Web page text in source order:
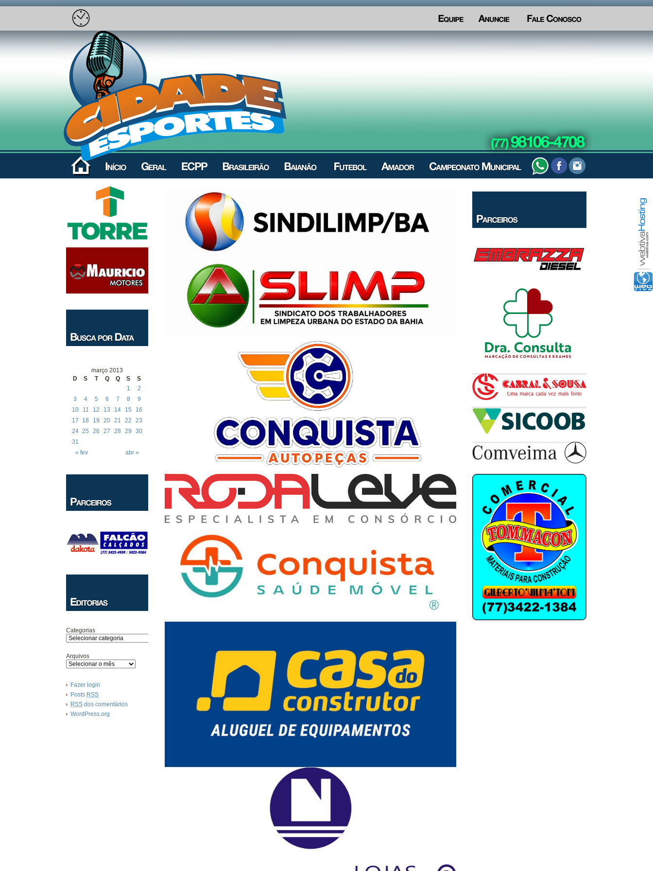
março 2013
D
S T Q Q S S
« fev abr »
1
2
3
4 5 6 7 8
9
10
11 12 13 14 15
16
17
18 19 20 21 22
23
24 25 26 27 28 29
30
31
Categorias
Arquivos
Fazer login
Posts RSS
RSS dos comentários
WordPress.org